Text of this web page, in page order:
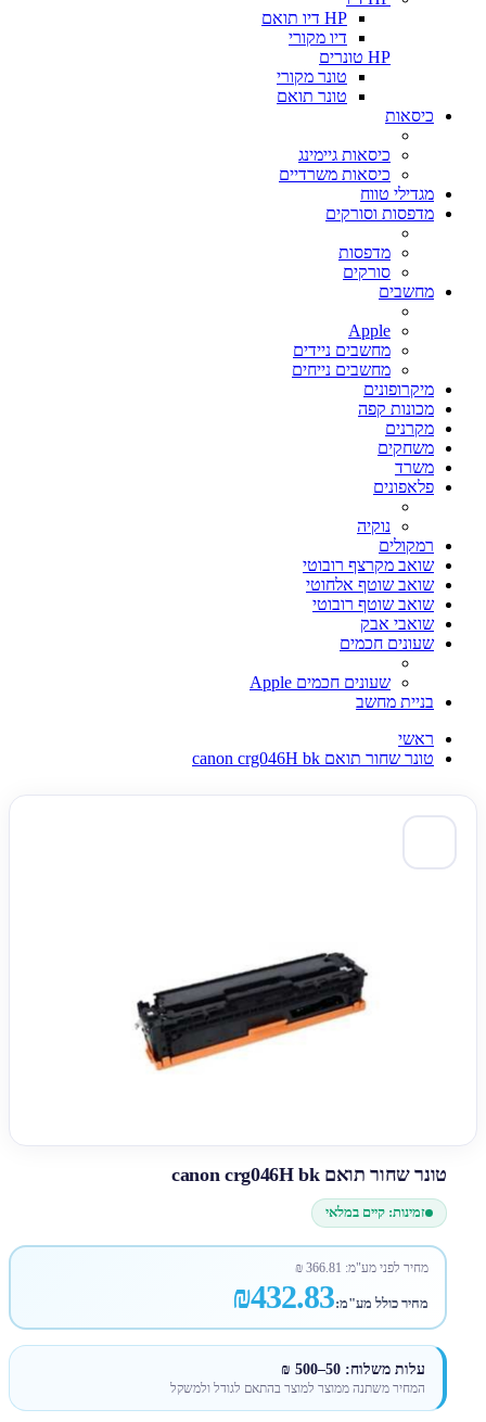
HP דיו תואם
דיו מקורי
HP טונרים
טונר מקורי
טונר תואם
כיסאות
כיסאות גיימינג
כיסאות משרדיים
מגדילי טווח
מדפסות וסורקים
מדפסות
סורקים
מחשבים
Apple
מחשבים ניידים
מחשבים נייחים
מיקרופונים
מכונות קפה
מקרנים
משחקים
משרד
פלאפונים
נוקיה
רמקולים
שואב מקרצף רובוטי
שואב שוטף אלחוטי
שואב שוטף רובוטי
שואבי אבק
שעונים חכמים
שעונים חכמים Apple
בניית מחשב
ראשי
טונר שחור תואם canon crg046H bk
טונר שחור תואם canon crg046H bk
זמינות: קיים במלאי
מחיר לפני מע"מ: 366.81
₪
מחיר כולל מע"מ:₪432.83
עלות משלוח: 50–500 ₪
המחיר משתנה ממוצר למוצר בהתאם לגודל ולמשקל